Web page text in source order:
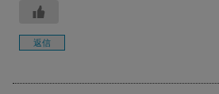
返信